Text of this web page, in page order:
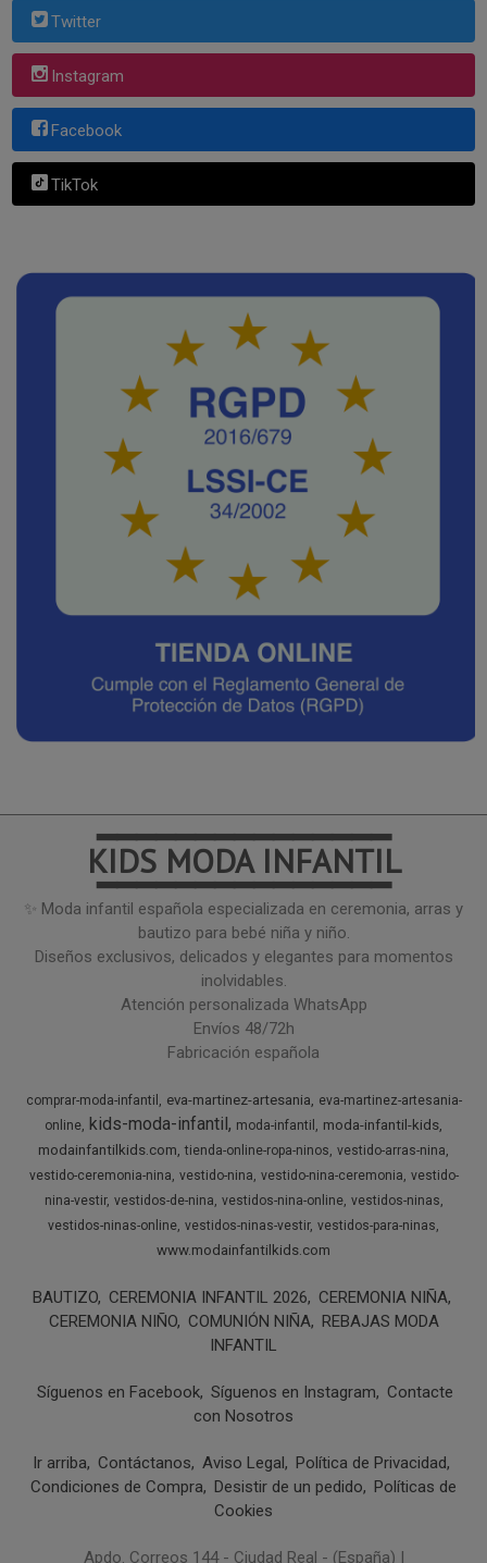
Twitter
Instagram
Facebook
TikTok
━━━━━━━━━━━━━━━
KIDS MODA INFANTIL
━━━━━━━━━━━━━━━
✨ Moda infantil española especializada en ceremonia, arras y
bautizo para bebé niña y niño.
Diseños exclusivos, delicados y elegantes para momentos
inolvidables.
Atención personalizada WhatsApp
Envíos 48/72h
Fabricación española
comprar-moda-infantil eva-martinez-artesania
eva-martinez-artesania-
online kids-moda-infantil moda-infantil
moda-infantil-kids
modainfantilkids.com tienda-online-ropa-ninos vestido-arras-nina
vestido-ceremonia-nina vestido-nina vestido-nina-ceremonia vestido-
nina-vestir vestidos-de-nina vestidos-nina-online vestidos-ninas
vestidos-ninas-online vestidos-ninas-vestir vestidos-para-ninas
www.modainfantilkids.com
BAUTIZO CEREMONIA INFANTIL 2026
CEREMONIA NIÑA
CEREMONIA NIÑO COMUNIÓN NIÑA REBAJAS MODA
INFANTIL
Síguenos en Facebook Síguenos en Instagram
Contacte
con Nosotros
Ir arriba Contáctanos Aviso Legal
Política de Privacidad
Condiciones de Compra
Desistir de un pedido
Políticas de
Cookies
Apdo. Correos 144 - Ciudad Real - (España) |